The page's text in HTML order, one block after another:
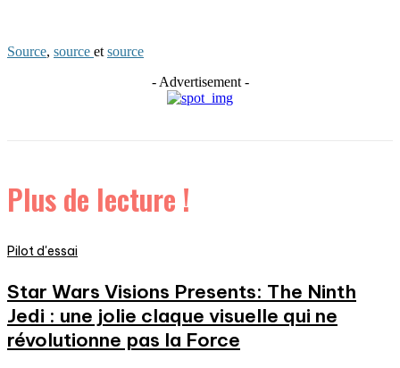
Source, source et source
- Advertisement -
Plus de lecture !
Pilot d'essai
Star Wars Visions Presents: The Ninth
Jedi : une jolie claque visuelle qui ne
révolutionne pas la Force